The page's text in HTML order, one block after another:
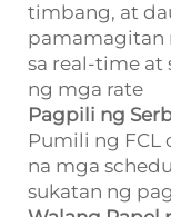
timbang, at
pamamagitan
sa real-time at
ng mga rate
Pagpili ng
Pumili ng FCL
na mga
sukatan ng